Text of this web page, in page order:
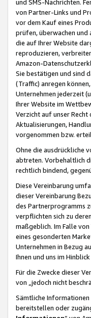
und SMS-Nachrichten.
von Partner-Links und
vor dem Kauf eines
prüfen, überwachen und
die auf Ihrer Website
reproduzieren,
Amazon-
Sie bestätigen und sind
(Traffic) anregen
Unternehmen jederzeit
Ihrer Website im
Verzicht auf unser
Aktualisierungen,
vorgenommen bzw.
Ohne die ausdrückliche
abtreten. Vorbehaltlich
rechtlich bindend,
Diese Vereinbarung
dieser Vereinbarung
des Partnerprogramms
verpflichten sich zu
maßgeblich. Im Falle
eines gesonderten
Unternehmen in Bezug
Ihnen und uns im
Für die Zwecke dieser
von „jedoch nicht
Sämtliche Informationen
bereitstellen oder